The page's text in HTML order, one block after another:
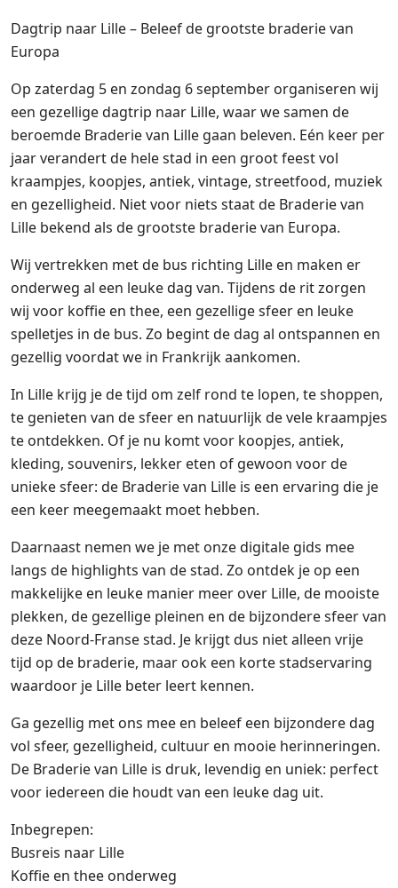
Dagtrip naar Lille – Beleef de grootste braderie van
Europa
Op zaterdag 5 en zondag 6 september organiseren wij
een gezellige dagtrip naar Lille, waar we samen de
beroemde Braderie van Lille gaan beleven. Eén keer per
jaar verandert de hele stad in een groot feest vol
kraampjes, koopjes, antiek, vintage, streetfood, muziek
en gezelligheid. Niet voor niets staat de Braderie van
Lille bekend als de grootste braderie van Europa.
Wij vertrekken met de bus richting Lille en maken er
onderweg al een leuke dag van. Tijdens de rit zorgen
wij voor koffie en thee, een gezellige sfeer en leuke
spelletjes in de bus. Zo begint de dag al ontspannen en
gezellig voordat we in Frankrijk aankomen.
In Lille krijg je de tijd om zelf rond te lopen, te shoppen,
te genieten van de sfeer en natuurlijk de vele kraampjes
te ontdekken. Of je nu komt voor koopjes, antiek,
kleding, souvenirs, lekker eten of gewoon voor de
unieke sfeer: de Braderie van Lille is een ervaring die je
een keer meegemaakt moet hebben.
Daarnaast nemen we je met onze digitale gids mee
langs de highlights van de stad. Zo ontdek je op een
makkelijke en leuke manier meer over Lille, de mooiste
plekken, de gezellige pleinen en de bijzondere sfeer van
deze Noord-Franse stad. Je krijgt dus niet alleen vrije
tijd op de braderie, maar ook een korte stadservaring
waardoor je Lille beter leert kennen.
Ga gezellig met ons mee en beleef een bijzondere dag
vol sfeer, gezelligheid, cultuur en mooie herinneringen.
De Braderie van Lille is druk, levendig en uniek: perfect
voor iedereen die houdt van een leuke dag uit.
Inbegrepen:
Busreis naar Lille
Koffie en thee onderweg